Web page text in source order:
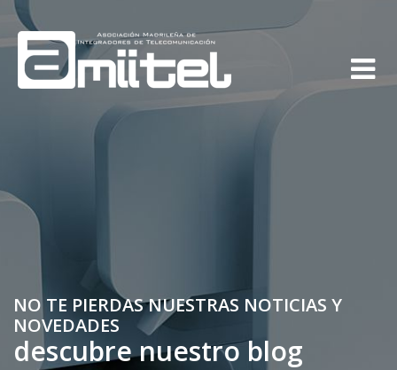
NO TE PIERDAS NUESTRAS NOTICIAS Y
NOVEDADES
descubre nuestro blog